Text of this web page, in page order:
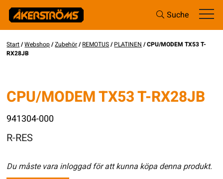
Suche
Start/Webshop/Zubehör/REMOTUS/PLATINEN / CPU/MODEM TX53 T-
RX28JB
CPU/MODEM TX53 T-RX28JB
941304-000
R-RES
Du måste vara inloggad för att kunna köpa denna produkt.